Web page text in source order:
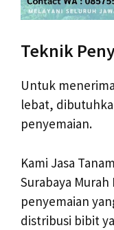
Teknik
Untuk
lebat,
penyemaian.
Kami Jasa
Surabaya
penyemaian
distribusi bibit